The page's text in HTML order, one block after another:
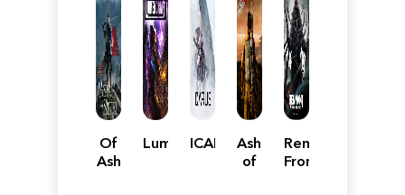
Of
Ash
LumencraftICARUSAshes
of
Remnant:
From